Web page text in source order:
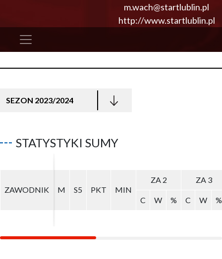
m.wach@startlublin.pl
http://www.startlublin.pl
SEZON 2023/2024
STATYSTYKI SUMY
ZAWODNIK M S5 PKT MIN
ZA 2 ZA 3
C W % C W %
ZAWODNIK M S5 PKT MIN
ZA 2 ZA 3
C W % C W %